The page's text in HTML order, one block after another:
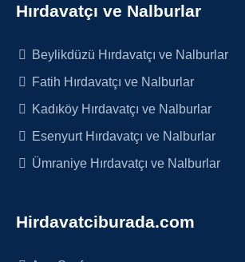
Hırdavatçı ve Nalburlar
Beylikdüzü Hırdavatçı ve Nalburlar
Fatih Hırdavatçı ve Nalburlar
Kadıköy Hırdavatçı ve Nalburlar
Esenyurt Hırdavatçı ve Nalburlar
Ümraniye Hırdavatçı ve Nalburlar
Hirdavatciburada.com